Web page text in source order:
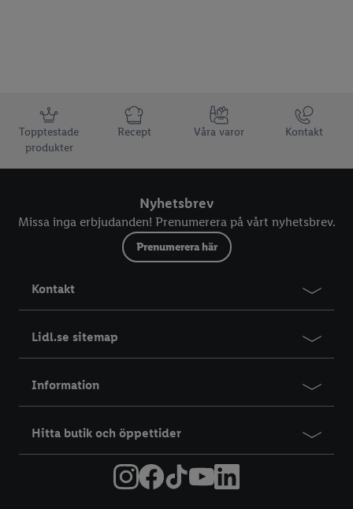
Information
Topptestade
produkter
Recept Våra varor Kontakt
Nyhetsbrev
Missa inga erbjudanden! Prenumerera på vårt nyhetsbrev.
Prenumerera här
Kontakt
Lidl.se sitemap
Information
Hitta butik och öppettider